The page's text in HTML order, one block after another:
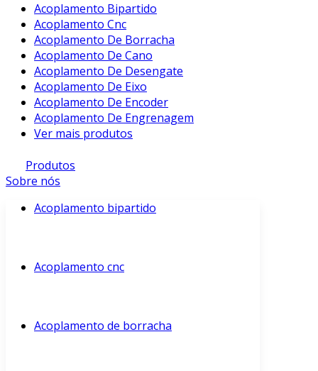
Acoplamento Bipartido
Acoplamento Cnc
Acoplamento De Borracha
Acoplamento De Cano
Acoplamento De Desengate
Acoplamento De Eixo
Acoplamento De Encoder
Acoplamento De Engrenagem
Ver mais produtos
Produtos
Sobre nós
Acoplamento bipartido
Acoplamento cnc
Acoplamento de borracha